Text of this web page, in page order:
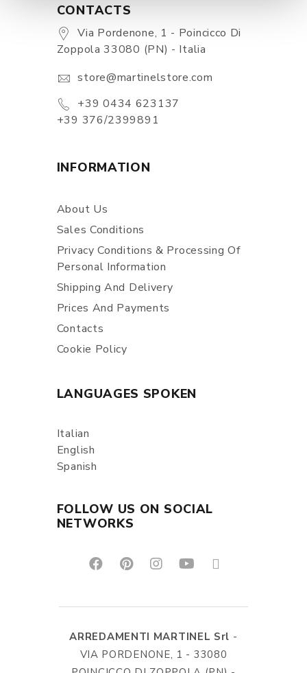
CONTACTS
Via Pordenone, 1 - Poincicco Di
Zoppola 33080 (PN) - Italia
store@martinelstore.com
+39 0434 623137
+39 376/2399891
INFORMATION
About Us
Sales Conditions
Privacy Conditions & Processing Of
Personal Information
Shipping And Delivery
Prices And Payments
Contacts
Cookie Policy
LANGUAGES SPOKEN
Italian
English
Spanish
FOLLOW US ON SOCIAL
NETWORKS
ARREDAMENTI MARTINEL Srl -
VIA PORDENONE, 1 - 33080